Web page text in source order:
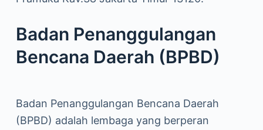
Badan Penanggulangan
Bencana Daerah (BPBD)
Badan Penanggulangan Bencana Daerah
(BPBD) adalah lembaga yang berperan